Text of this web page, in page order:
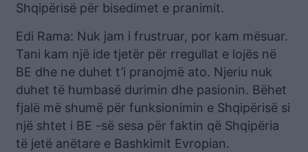
Shqipërisë për bisedimet e pranimit.
Edi Rama: Nuk jam i frustruar, por kam mësuar.
Tani kam një ide tjetër për rregullat e lojës në
BE dhe ne duhet t’i pranojmë ato. Njeriu nuk
duhet të humbasë durimin dhe pasionin. Bëhet
fjalë më shumë për funksionimin e Shqipërisë si
një shtet i BE -së sesa për faktin që Shqipëria
të jetë anëtare e Bashkimit Evropian.